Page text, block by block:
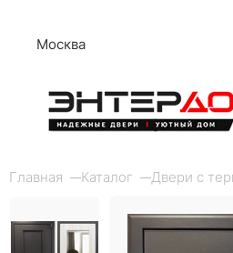
Москва
Главная Каталог Двери с